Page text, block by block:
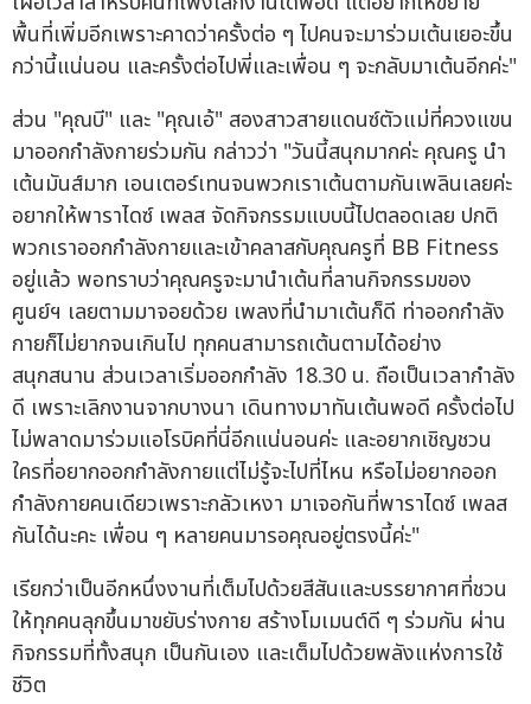
พื้นที่เพิ่มอีกเพราะคาดว่าครั้งต่อ ๆ ไปคนจะมาร่วมเต้นเยอะขึ้น
กว่านี้แน่นอน และครั้งต่อไปพี่และเพื่อน ๆ จะกลับมาเต้นอีกค่ะ"
ส่วน "คุณบี" และ "คุณเอ้" สองสาวสายแดนซ์ตัวแม่ที่ควงแขน
มาออกกำลังกายร่วมกัน กล่าวว่า "วันนี้สนุกมากค่ะ คุณครู นำ
เต้นมันส์มาก เอนเตอร์เทนจนพวกเราเต้นตามกันเพลินเลยค่ะ
อยากให้พาราไดซ์ เพลส จัดกิจกรรมแบบนี้ไปตลอดเลย ปกติ
พวกเราออกกำลังกายและเข้าคลาสกับคุณครูที่ BB Fitness
อยู่แล้ว พอทราบว่าคุณครูจะมานำเต้นที่ลานกิจกรรมของ
ศูนย์ฯ เลยตามมาจอยด้วย เพลงที่นำมาเต้นก็ดี ท่าออกกำลัง
กายก็ไม่ยากจนเกินไป ทุกคนสามารถเต้นตามได้อย่าง
สนุกสนาน ส่วนเวลาเริ่มออกกำลัง 18.30 น. ถือเป็นเวลากำลัง
ดี เพราะเลิกงานจากบางนา เดินทางมาทันเต้นพอดี ครั้งต่อไป
ไม่พลาดมาร่วมแอโรบิคที่นี่อีกแน่นอนค่ะ และอยากเชิญชวน
ใครที่อยากออกกำลังกายแต่ไม่รู้จะไปที่ไหน หรือไม่อยากออก
กำลังกายคนเดียวเพราะกลัวเหงา มาเจอกันที่พาราไดซ์ เพลส
กันได้นะคะ เพื่อน ๆ หลายคนมารอคุณอยู่ตรงนี้ค่ะ"
เรียกว่าเป็นอีกหนึ่งงานที่เต็มไปด้วยสีสันและบรรยากาศที่ชวน
ให้ทุกคนลุกขึ้นมาขยับร่างกาย สร้างโมเมนต์ดี ๆ ร่วมกัน ผ่าน
กิจกรรมที่ทั้งสนุก เป็นกันเอง และเต็มไปด้วยพลังแห่งการใช้
ชีวิต